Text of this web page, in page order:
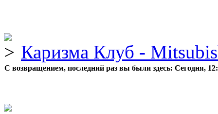
Каризма Клуб -
С возвращением, последний раз вы были здесь: Сегодня,